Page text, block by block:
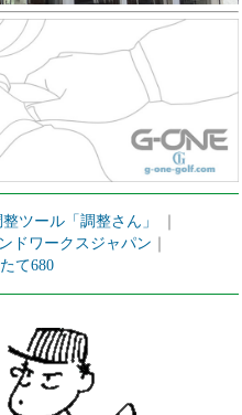
ツール「調整さん」
ドワークスジャパン
て680